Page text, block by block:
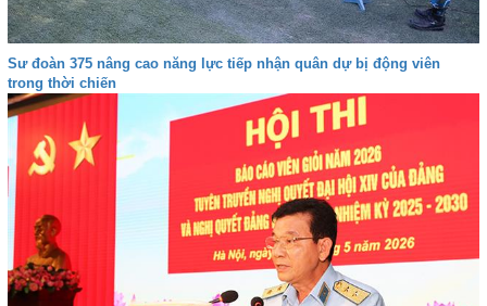
Sư đoàn 375 nâng cao năng lực tiếp nhận quân dự bị động viên
trong thời chiến